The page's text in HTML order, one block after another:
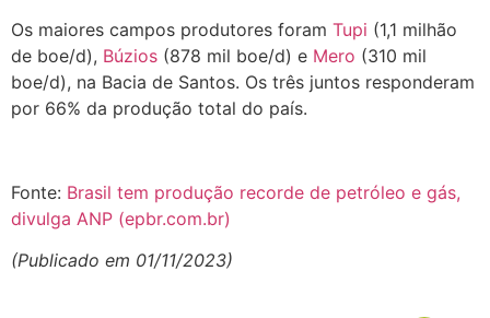
Os maiores campos produtores foram Tupi (1,1 milhão
de boe/d), Búzios (878 mil boe/d) e Mero (310 mil
boe/d), na Bacia de Santos. Os três juntos responderam
por 66% da produção total do país.
Fonte: Brasil tem produção recorde de petróleo e gás,
divulga ANP (epbr.com.br)
(Publicado em 01/11/2023)